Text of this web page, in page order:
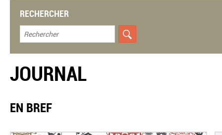
RECHERCHER
JOURNAL
EN BREF